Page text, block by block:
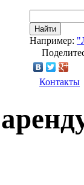
Найти
Например:
Контакты